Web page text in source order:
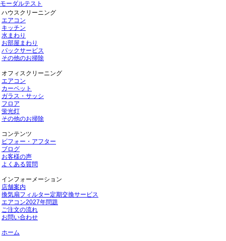
モーダルテスト
ハウスクリーニング
エアコン
キッチン
水まわり
お部屋まわり
パックサービス
その他のお掃除
オフィスクリーニング
エアコン
カーペット
ガラス・サッシ
フロア
蛍光灯
その他のお掃除
コンテンツ
ビフォー・アフター
ブログ
お客様の声
よくある質問
インフォーメーション
店舗案内
換気扇フィルター定期交換サービス
エアコン2027年問題
ご注文の流れ
お問い合わせ
ホーム